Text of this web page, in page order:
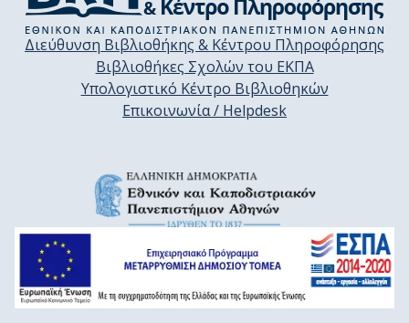
Διεύθυνση Βιβλιοθήκης & Κέντρου Πληροφόρησης
Βιβλιοθήκες Σχολών του ΕΚΠΑ
Υπολογιστικό Κέντρο Βιβλιοθηκών
Επικοινωνία / Helpdesk